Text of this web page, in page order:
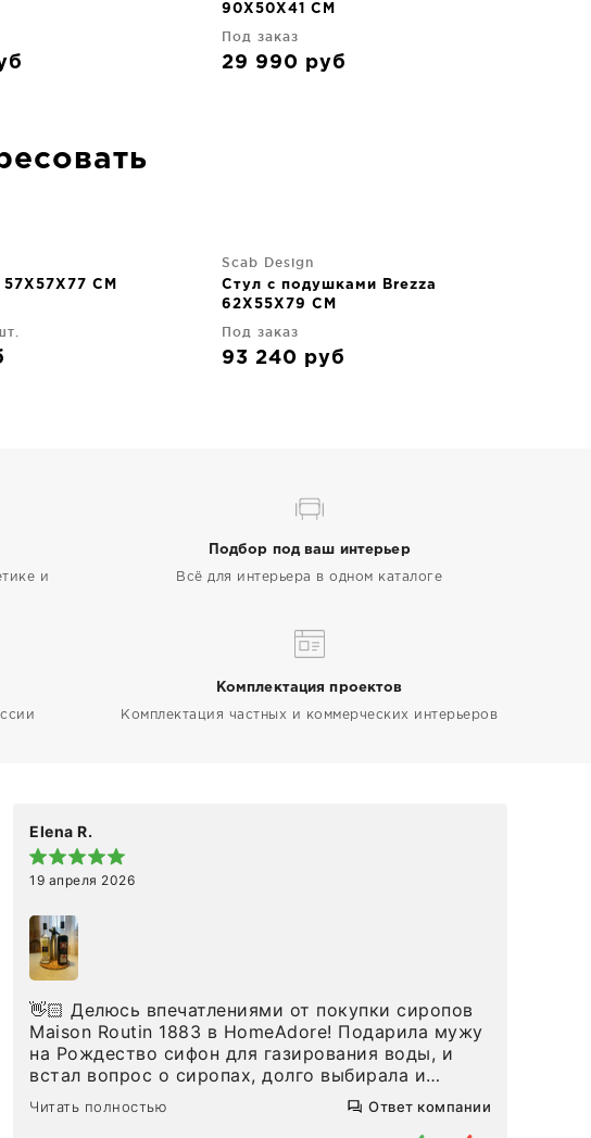
90X50X41 CM
Под заказ
29 990 руб
CM
Scab Design
Стул c подушками Brezza
62X55X79 CM
Под заказ
93 240 руб
и
Подбор под ваш интерьер
Всё для интерьера в одном каталоге
Комплектация проектов
Комплектация частных и коммерческих интерьеров
Elena R.
19 апреля 2026
👋🏻 Делюсь впечатлениями от покупки сиропов
Maison Routin 1883 в HomeAdore! Подарила мужу
на Рождество сифон для газирования воды, и
встал вопрос о сиропах, долго выбирала и
решила попробовать сироп Maison Routin кола, (
ооочень вкусный, но больше похож на Байкал),
Читать полностью Ответ компании